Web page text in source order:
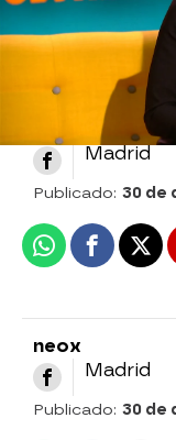
» Programas
momentos
Madrid
Publicado: 30 de
WhatsappFacebook
X
neox
Madrid
Publicado: 30 de